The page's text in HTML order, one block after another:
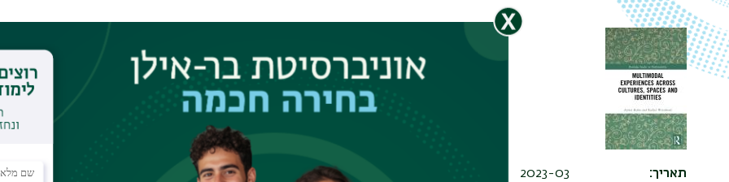
תאריך 2023-03